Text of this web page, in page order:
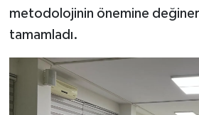
metodolojinin önemine
tamamladı.